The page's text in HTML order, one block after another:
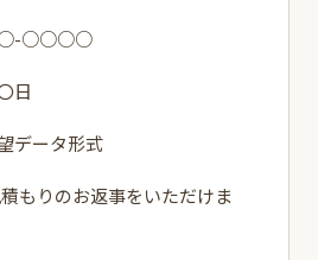
○○○○
日
データ形式
もりのお返事をいただけま